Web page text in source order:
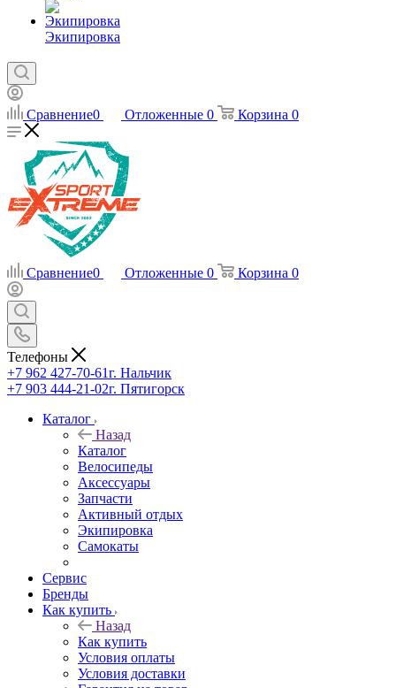
Экипировка
Сравнение0 Отложенные 0 Корзина 0
Сравнение0 Отложенные 0 Корзина 0
Телефоны
+7 962 427-70-61г. Нальчик
+7 903 444-21-02г. Пятигорск
Каталог
Назад
Каталог
Велосипеды
Аксессуары
Запчасти
Активный отдых
Экипировка
Самокаты
Сервис
Бренды
Как купить
Назад
Как купить
Условия оплаты
Условия доставки